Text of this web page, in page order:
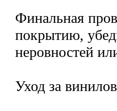
Финальная
покрытию,
неровностей
Уход за